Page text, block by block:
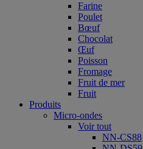
Farine
Poulet
Bœuf
Chocolat
Œuf
Poisson
Fromage
Fruit de mer
Fruit
Produits
Micro-ondes
Voir tout
NN-CS88